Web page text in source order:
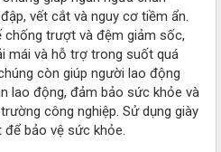
vết cắt và nguy cơ tiềm ẩn.
chống trượt và đệm giảm sốc,
mái và hỗ trợ trong suốt quá
còn giúp người lao động
lao động, đảm bảo sức khỏe và
công nghiệp. Sử dụng giày
bảo vệ sức khỏe.